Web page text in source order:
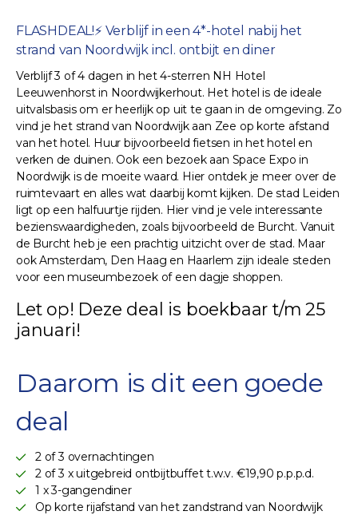
FLASHDEAL!⚡ Verblijf in een 4*-hotel nabij het
strand van Noordwijk incl. ontbijt en diner
Verblijf 3 of 4 dagen in het 4-sterren NH Hotel
Leeuwenhorst in Noordwijkerhout. Het hotel is de ideale
uitvalsbasis om er heerlijk op uit te gaan in de omgeving. Zo
vind je het strand van Noordwijk aan Zee op korte afstand
van het hotel. Huur bijvoorbeeld fietsen in het hotel en
verken de duinen. Ook een bezoek aan Space Expo in
Noordwijk is de moeite waard. Hier ontdek je meer over de
ruimtevaart en alles wat daarbij komt kijken. De stad Leiden
ligt op een halfuurtje rijden. Hier vind je vele interessante
bezienswaardigheden, zoals bijvoorbeeld de Burcht. Vanuit
de Burcht heb je een prachtig uitzicht over de stad. Maar
ook Amsterdam, Den Haag en Haarlem zijn ideale steden
voor een museumbezoek of een dagje shoppen.
Let op! Deze deal is boekbaar t/m 25
januari!
Daarom is dit een goede
deal
2 of 3 overnachtingen
2 of 3 x uitgebreid ontbijtbuffet t.w.v. €19,90 p.p.p.d.
1 x 3-gangendiner
Op korte rijafstand van het zandstrand van Noordwijk